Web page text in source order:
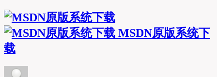
MSDN原版系统下
载